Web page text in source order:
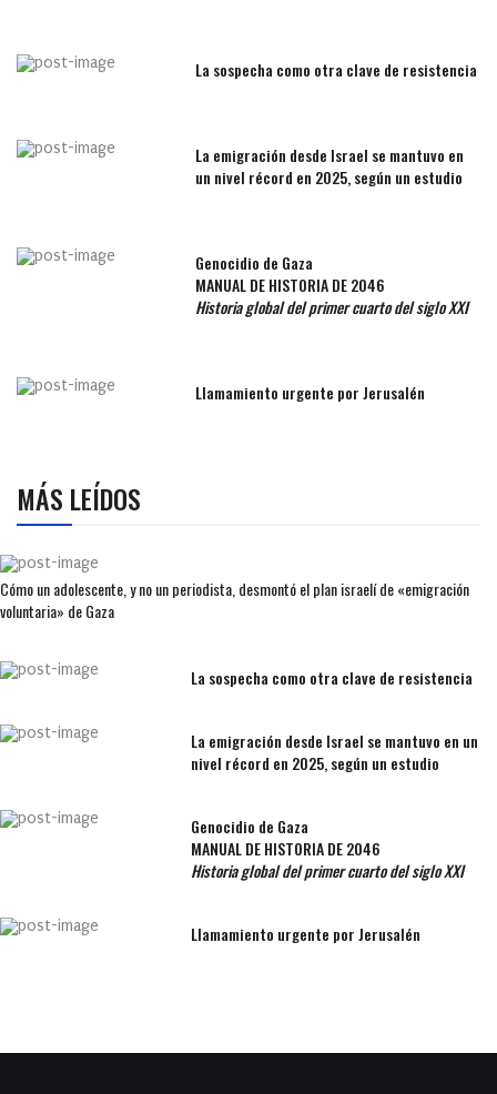
La sospecha como otra clave de resistencia
La emigración desde Israel se mantuvo en
un nivel récord en 2025, según un estudio
Genocidio de Gaza
MANUAL DE HISTORIA DE 2046
Historia global del primer cuarto del siglo XXI
Llamamiento urgente por Jerusalén
MÁS LEÍDOS
Cómo un adolescente, y no un periodista, desmontó el plan israelí de «emigración
voluntaria» de Gaza
La sospecha como otra clave de resistencia
La emigración desde Israel se mantuvo en un
nivel récord en 2025, según un estudio
Genocidio de Gaza
MANUAL DE HISTORIA DE 2046
Historia global del primer cuarto del siglo XXI
Llamamiento urgente por Jerusalén